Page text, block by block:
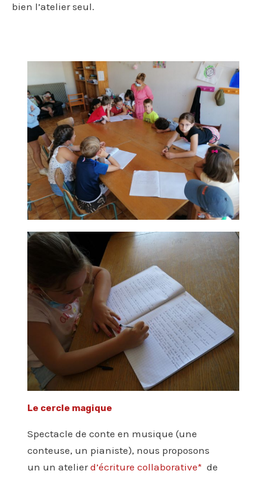
bien l’atelier seul.
Le cercle magique
Spectacle de conte en musique (une
conteuse, un pianiste), nous proposons
un un atelierd’écriture collaborative* de